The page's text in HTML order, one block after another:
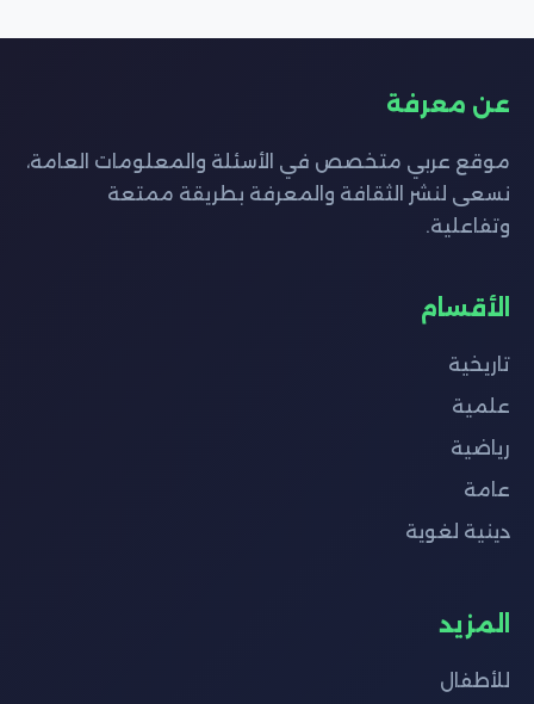
عن معرفة
موقع عربي متخصص في الأسئلة والمعلومات العامة،
نسعى لنشر الثقافة والمعرفة بطريقة ممتعة
وتفاعلية.
الأقسام
تاريخية
علمية
رياضية
عامة
دينية لغوية
المزيد
للأطفال